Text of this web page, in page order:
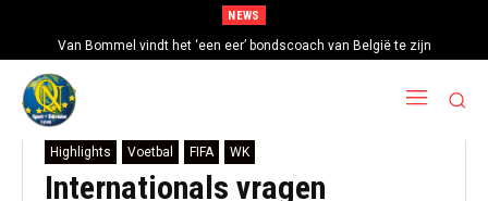
NEWS
Van Bommel vindt het ‘een eer’ bondscoach van België te zijn
Highlights Voetbal FIFA WK
Internationals vragen